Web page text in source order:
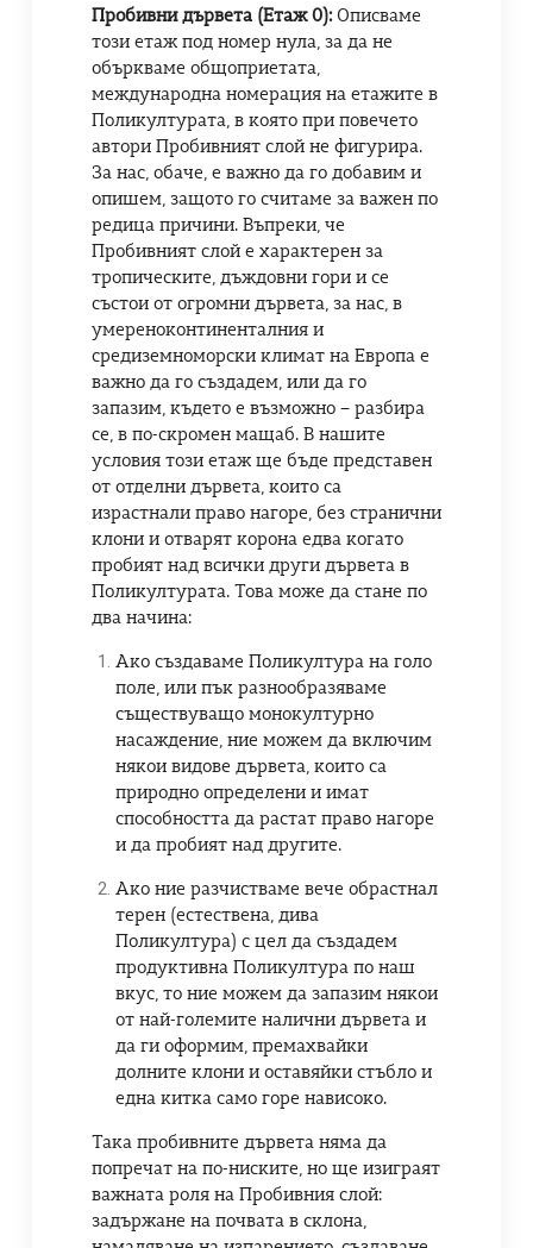
Пробивни дървета (Етаж 0):Описваме
този етаж под номер нула, за да не
объркваме общоприетата,
международна номерация на етажите в
Поликултурата, в която при повечето
автори Пробивният слой не фигурира.
За нас, обаче, е важно да го добавим и
опишем, защото го считаме за важен по
редица причини. Въпреки, че
Пробивният слой е характерен за
тропическите, дъждовни гори и се
състои от огромни дървета, за нас, в
умереноконтиненталния и
средиземноморски климат на Европа е
важно да го създадем, или да го
запазим, където е възможно – разбира
се, в по-скромен мащаб. В нашите
условия този етаж ще бъде представен
от отделни дървета, които са
израстнали право нагоре, без странични
клони и отварят корона едва когато
пробият над всички други дървета в
Поликултурата. Това може да стане по
два начина:
Ако създаваме Поликултура на голо
поле, или пък разнообразяваме
съществуващо монокултурно
насаждение, ние можем да включим
някои видове дървета, които са
природно определени и имат
способността да растат право нагоре
и да пробият над другите.
Ако ние разчистваме вече обрастнал
терен (естествена, дива
Поликултура) с цел да създадем
продуктивна Поликултура по наш
вкус, то ние можем да запазим някои
от най-големите налични дървета и
да ги оформим, премахвайки
долните клони и оставяйки стъбло и
една китка само горе нависоко.
Така пробивните дървета няма да
попречат на по-ниските, но ще изиграят
важната роля на Пробивния слой:
задържане на почвата в склона,